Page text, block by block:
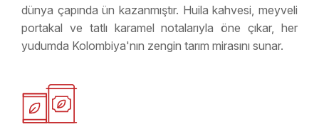
dünya çapında ün kazanmıştır. Huila kahvesi, meyveli
portakal ve tatlı karamel notalarıyla öne çıkar, her
yudumda Kolombiya'nın zengin tarım mirasını sunar.